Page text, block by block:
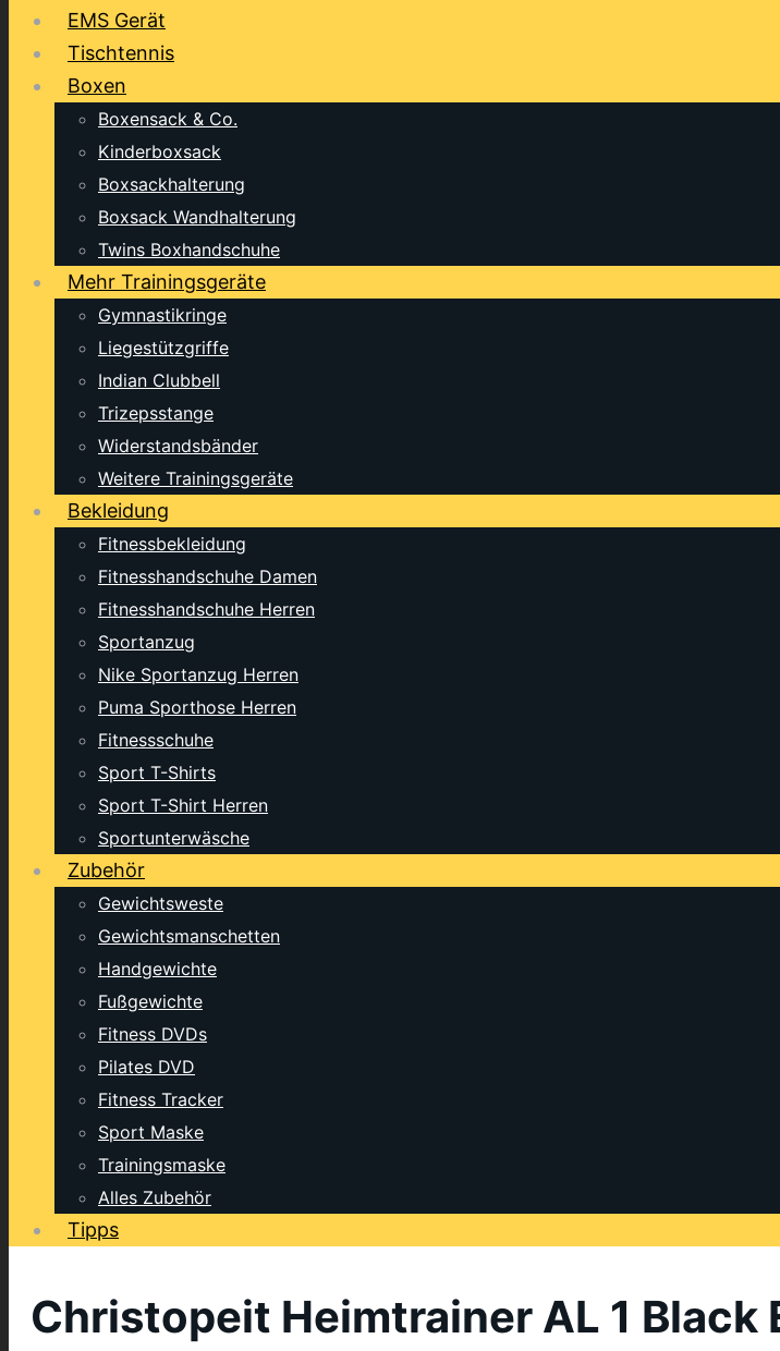
EMS Gerät
Tischtennis
Boxen
Boxensack & Co.
Kinderboxsack
Boxsackhalterung
Boxsack Wandhalterung
Twins Boxhandschuhe
Mehr Trainingsgeräte
Gymnastikringe
Liegestützgriffe
Indian Clubbell
Trizepsstange
Widerstandsbänder
Weitere Trainingsgeräte
Bekleidung
Fitnessbekleidung
Fitnesshandschuhe Damen
Fitnesshandschuhe Herren
Sportanzug
Nike Sportanzug Herren
Puma Sporthose Herren
Fitnessschuhe
Sport T-Shirts
Sport T-Shirt Herren
Sportunterwäsche
Zubehör
Gewichtsweste
Gewichtsmanschetten
Handgewichte
Fußgewichte
Fitness DVDs
Pilates DVD
Fitness Tracker
Sport Maske
Trainingsmaske
Alles Zubehör
Tipps
Christopeit Heimtrainer AL 1